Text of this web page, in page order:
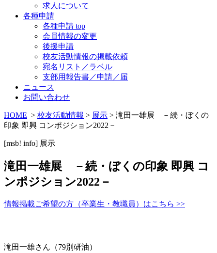
求人について
各種申請
各種申請 top
会員情報の変更
後援申請
校友活動情報の掲載依頼
宛名リスト／ラベル
支部用報告書／申請／届
ニュース
お問い合わせ
HOME > 校友活動情報 > 展示 > 滝田一雄展 －続・ぼくの
印象 即興 コンポジション2022－
[msb! info] 展示
滝田一雄展 －続・ぼくの印象 即興 コ
ンポジション2022－
情報掲載ご希望の方（卒業生・教職員）はこちら >>
滝田一雄さん（79別研油）